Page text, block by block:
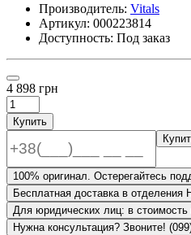
Производитель: Vitals
Артикул: 000223814
Доступность: Под заказ
4 898 грн
Купить
100% оригинал. Остерегайтесь
Бесплатная доставка в отделения
Для юридических лиц: в
Нужна